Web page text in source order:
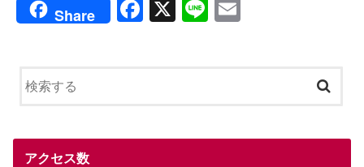
Share
F
o
X
Li
アクセス数